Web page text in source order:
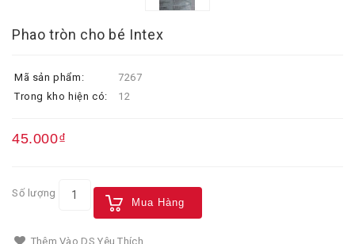
Phao tròn cho bé Intex
Mã sản phẩm:
7267
Trong kho hiện có:
12
45.000₫
Số lượng
Mua Hàng
Thêm Vào DS Yêu Thích